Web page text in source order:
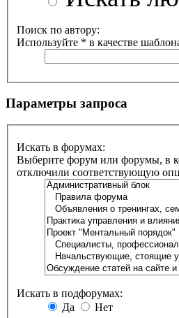
Поиск по автору:
Используйте * в качестве
Параметры запроса
Искать в форумах:
Выберите форум или форумы, в
отключили соответствующую
Искать в подфорумах:
Да
Нет